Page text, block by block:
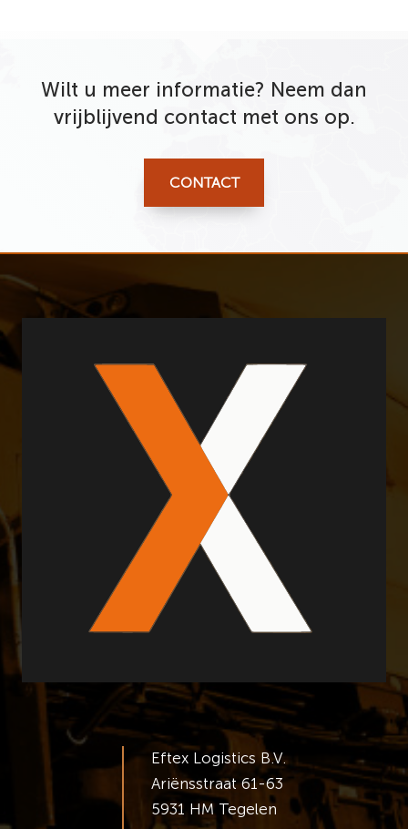
Wilt u meer informatie? Neem dan
vrijblijvend contact met ons op.
CONTACT
Eftex Logistics B.V.
Ariënsstraat 61-63
5931 HM Tegelen